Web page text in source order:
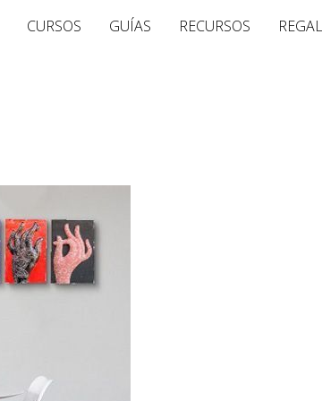
CURSOS GUÍAS RECURSOS